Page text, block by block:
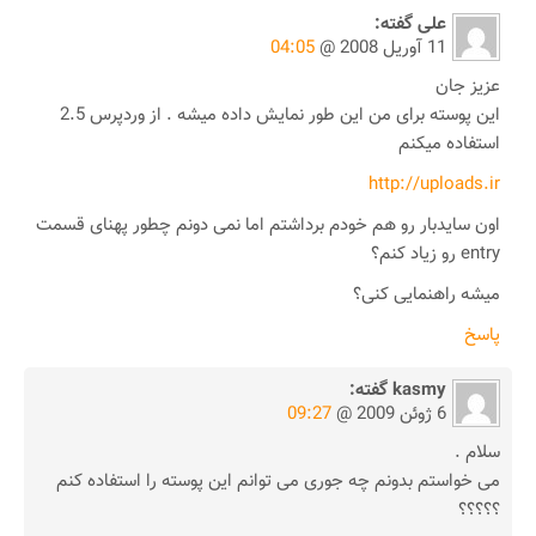
علیگفته:
11 آوریل 2008 @
04:05
عزیز جان
این پوسته برای من این طور نمایش داده میشه . از وردپرس 2.5
استفاده میکنم
http://uploads.ir
اون سایدبار رو هم خودم برداشتم اما نمی دونم چطور پهنای قسمت
entry رو زیاد کنم؟
میشه راهنمایی کنی؟
پاسخ
kasmyگفته:
6 ژوئن 2009 @
09:27
سلام .
می خواستم بدونم چه جوری می توانم این پوسته را استفاده کنم
؟؟؟؟؟